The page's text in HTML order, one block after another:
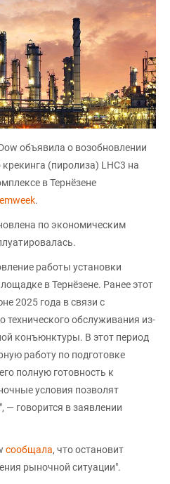
объявила о возобновлении
(пиролиза) LHC3 на
в Тернёзене
.
по экономическим
работы установки
в Тернёзене. Ранее этот
2025 года в связи с
технического обслуживания из-
конъюнктуры. В этот период
работу по подготовке
полную готовность к
условия позволят
— говорится в заявлении
сообщала, что остановит
рыночной ситуации".